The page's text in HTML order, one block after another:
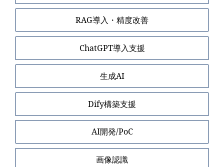
RAG導入・精度改善
ChatGPT導入支援
生成AI
Dify構築支援
AI開発/PoC
画像認識